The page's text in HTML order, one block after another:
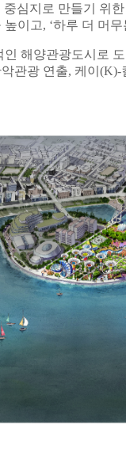
심지로 만들기 위
이고, ‘하루 더 머
해양관광도시로
관광 연출, 케이